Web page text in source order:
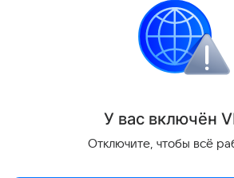
управляет климатом карликовой
У вас включён V
Отключите, чтобы всё